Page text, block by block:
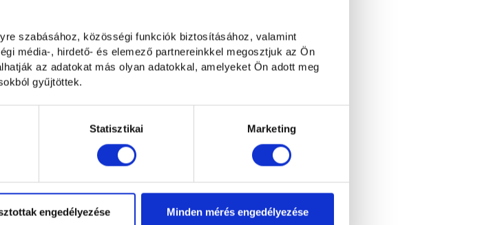
szabásához, közösségi funkciók biztosításához, valamint
média-, hirdető- és elemező partnereinkkel megosztjuk az Ön
az adatokat más olyan adatokkal, amelyeket Ön adott meg
gyűjtöttek.
Statisztikai Marketing
engedélyezése Minden mérés engedélyezése
0 /500 karakter
E-mailben
a személyes adataim kezeléséhez az
foglaltaknak megfelelően.